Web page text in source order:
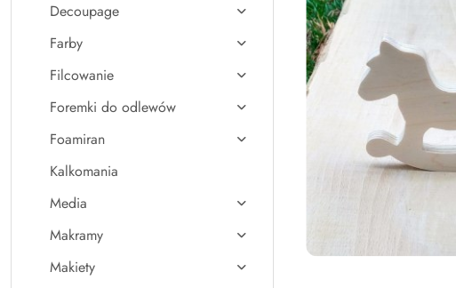
Decoupage
Farby
Filcowanie
Foremki do odlewów
Foamiran
Kalkomania
Media
Makramy
Makiety